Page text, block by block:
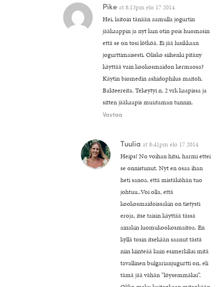
Pike at8:13pm elo 17 2014
Hei, laitoin tänään aamulla jogurtin
jääkaappin ja nyt kun otin pois huomasin
että se on tosi lötköä. Ei jää lusikkaan
jogurttimaisesti. Olisko siihenki pitäny
käyttää vain kookosmaidon kermaosa?
Käytin biomedin ashidophilus maitoh.
Bakteereita. Tekeytyi n. 2 vrk kaapissa ja
sitten jääkaapis muutaman tunnin.
Vastaa
Tuulia at8:41pm elo 17 2014
Heips! No voihan hitsi, harmi ettei
se onnistunut. Nyt en osaa ihan
heti sanoa, että mistäköhän tuo
johtuu..Voi olla, että
kookosmaidoissakin on tietysti
eroja, itse taisin käyttää tässä
ainakin luomukookosmaitoa. En
kyllä tosin itsekään saanut tästä
niin kiinteää kuin esimerkiksi mitä
tavallinen bulgarianjugurtti on, eli
tämä jää vähän ”löysemmäksi”.